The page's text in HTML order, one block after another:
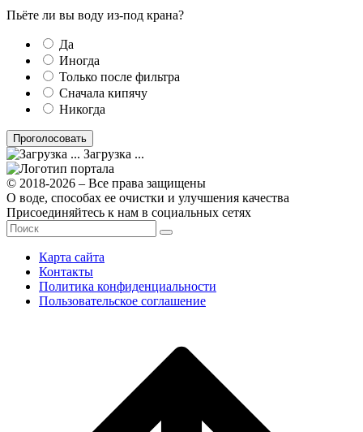
Пьёте ли вы воду из-под крана?
Да
Иногда
Только после фильтра
Сначала кипячу
Никогда
Загрузка ...
© 2018-2026 – Все права защищены
О воде, способах ее очистки и улучшения качества
Присоединяйтесь к нам в социальных сетях
Карта сайта
Контакты
Политика конфиденциальности
Пользовательское соглашение